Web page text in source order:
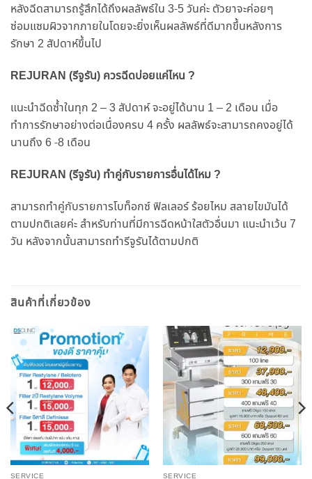
หลังฉีดสามารถรู้สึกได้ถึงผลลัพธ์ใน 3-5 วันค่ะ ตัวยาจะค่อยๆ
ซ่อมแซมผิวจากภายในโดยจะยิ่งเห็นผลลัพธ์ที่ดีมากขึ้นหลังการ
รักษา 2 สัปดาห์ขึ้นไป
REJURAN (รีจูรัน) ควรฉีดบ่อยแค่ไหน ?
แนะนำฉีดซ้ำในทุก 2 – 3 สัปดาห์ จะอยู่ได้นาน 1 – 2 เดือน เมื่อ
ทำการรักษาอย่างต่อเนื่องครบ 4 ครั้ง ผลลัพธ์จะสามารถคงอยู่ได้
นานถึง 6 -8 เดือน
REJURAN (รีจูรัน) ทำคู่กับรายการอื่นได้ไหม ?
สามารถทำคู่กับรายการโบท็อกซ์ ฟิลเลอร์ ร้อยไหม สลายไขมันได้
ตามปกติเลยค่ะ สำหรับท่านที่มีการฉีดหน้าใสตัวอื่นมา แนะนำเว้น 7
วัน หลังจากนั้นสามารถทำรีจูรันได้ตามปกติ
สินค้าที่เกี่ยวข้อง
SERVICE SERVICE